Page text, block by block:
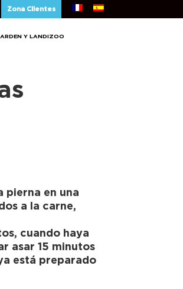
Zona Clientes
Y LANDIZOO
pierna en una
a la carne,
cuando haya
asar 15 minutos
está preparado